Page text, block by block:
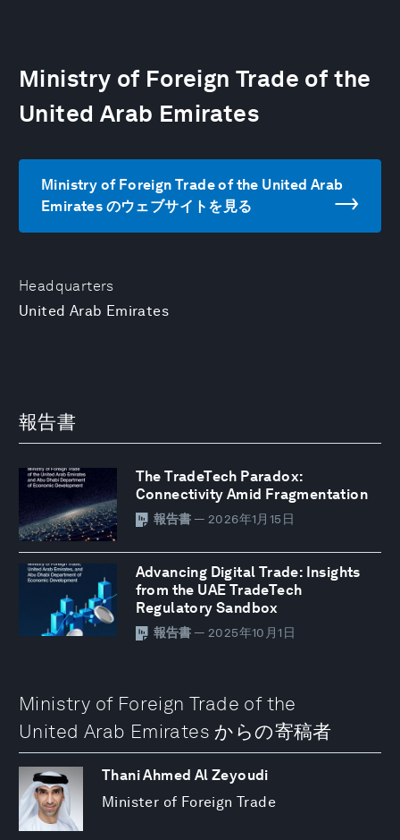
Headquarters
United Arab Emirates
Ministry of Foreign Trade of the
United Arab Emirates
Ministry of Foreign Trade of the United Arab
Emirates のウェブサイトを見る
報告書
The TradeTech Paradox:
Connectivity Amid Fragmentation
報告書 — 2026年1月15日
Advancing Digital Trade: Insights
from the UAE TradeTech
Regulatory Sandbox
報告書 — 2025年10月1日
Ministry of Foreign Trade of the
United Arab Emirates からの寄稿者
Thani Ahmed Al Zeyoudi
Minister of Foreign Trade